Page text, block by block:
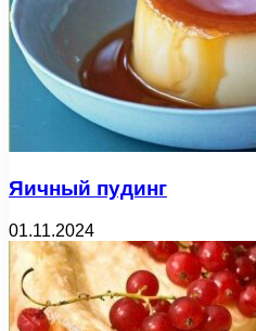
Яичный пудинг
01.11.2024